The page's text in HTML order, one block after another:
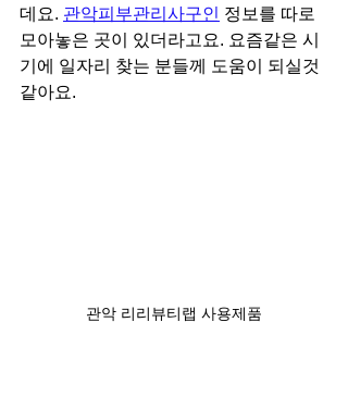
데요. 관악피부관리사구인 정보를 따로
모아놓은 곳이 있더라고요. 요즘같은 시
기에 일자리 찾는 분들께 도움이 되실것
같아요.
관악 리리뷰티랩 사용제품